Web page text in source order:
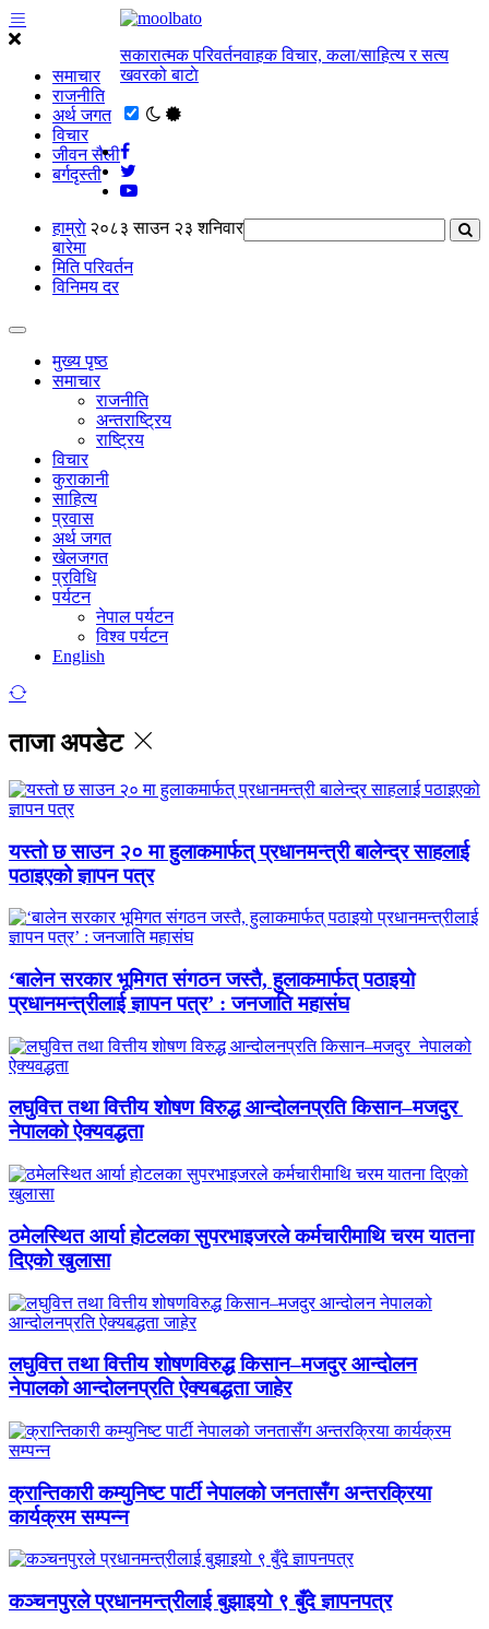
समाचार
राजनीति
अर्थ जगत
विचार
जीवन सैली
बर्गदृस्ती
सकारात्मक परिवर्तनवाहक विचार, कला/साहित्य र सत्य
खवरको बाटाे
२०८३ साउन २३ शनिवार
हाम्राे
बारेमा
मिति परिवर्तन
विनिमय दर
मुख्य पृष्ठ
समाचार
राजनीति
अन्तराष्ट्रिय
राष्ट्रिय
विचार
कुराकानी
साहित्य
प्रवास
अर्थ जगत
खेलजगत
प्रविधि
पर्यटन
नेपाल पर्यटन
विश्व पर्यटन
English
ताजा अपडेट
यस्तो छ साउन २० मा हुलाकमार्फत् प्रधानमन्त्री बालेन्द्र साहलाई
पठाइएको ज्ञापन पत्र
‘बालेन सरकार भूमिगत संगठन जस्तै, हुलाकमार्फत् पठाइयो
प्रधानमन्त्रीलाई ज्ञापन पत्र’ : जनजाति महासंघ
लघुवित्त तथा वित्तीय शोषण विरुद्ध आन्दोलनप्रति किसान–मजदुर
नेपालको ऐक्यवद्धता
ठमेलस्थित आर्या होटलका सुपरभाइजरले कर्मचारीमाथि चरम यातना
दिएको खुलासा
लघुवित्त तथा वित्तीय शोषणविरुद्ध किसान–मजदुर आन्दोलन
नेपालको आन्दोलनप्रति ऐक्यबद्धता जाहेर
क्रान्तिकारी कम्युनिष्ट पार्टी नेपालको जनतासँग अन्तरक्रिया
कार्यक्रम सम्पन्न
कञ्चनपुरले प्रधानमन्त्रीलाई बुझाइयो ९ बुँदे ज्ञापनपत्र